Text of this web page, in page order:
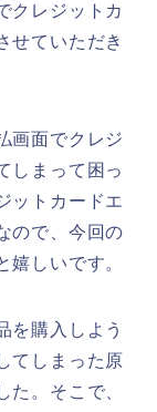
クレジットカ
せていただき
画面でクレジ
しまって困っ
ットカードエ
ので、今回の
嬉しいです。
を購入しよう
てしまった原
た。そこで、